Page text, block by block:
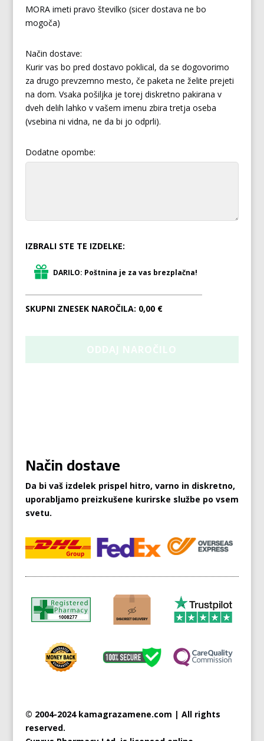
MORA imeti pravo številko (sicer dostava ne bo
mogoča)
Način dostave:
Kurir vas bo pred dostavo poklical, da se dogovorimo
za drugo prevzemno mesto, če paketa ne želite prejeti
na dom. Vsaka pošiljka je torej diskretno pakirana v
dveh delih lahko v vašem imenu zbira tretja oseba
(vsebina ni vidna, ne da bi jo odprli).
Dodatne opombe:
IZBRALI STE TE IZDELKE:
DARILO: Poštnina je za vas brezplačna!
SKUPNI ZNESEK NAROČILA: 0,00 €
Način dostave
Da bi vaš izdelek prispel hitro, varno in diskretno,
uporabljamo preizkušene kurirske službe po vsem
svetu.
© 2004-2024 kamagrazamene.com | All rights
reserved.